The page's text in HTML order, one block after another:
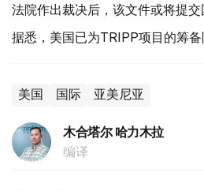
法院作出裁决后，该文件或将提交
据悉，美国已为TRIPP项目的筹备
美国 国际 亚美尼亚
木合塔尔 哈力木拉
编译